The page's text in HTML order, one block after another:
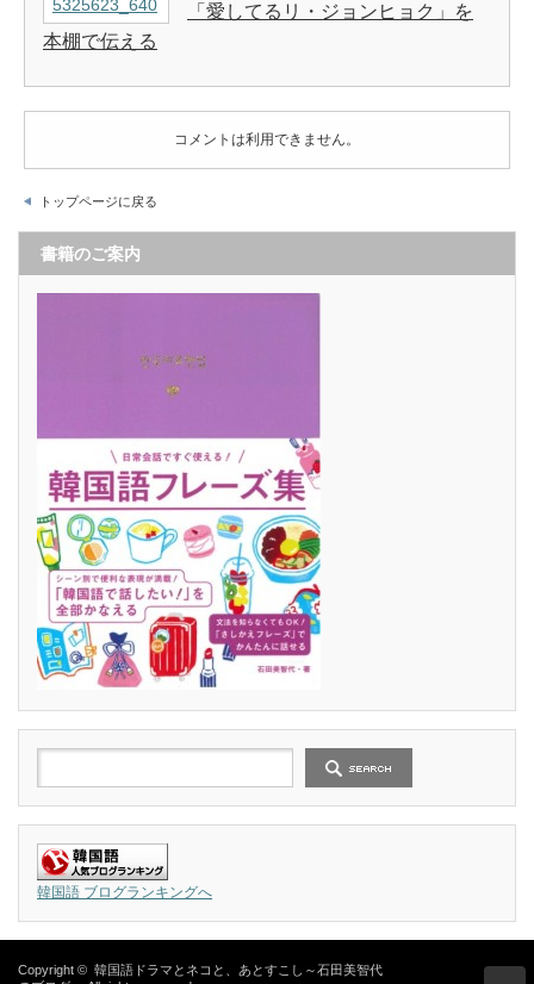
「愛してるリ・ジョンヒョク」を
本棚で伝える
コメントは利用できません。
トップページに戻る
書籍のご案内
韓国語 ブログランキングへ
Copyright © 韓国語ドラマとネコと、あとすこし～石田美智代